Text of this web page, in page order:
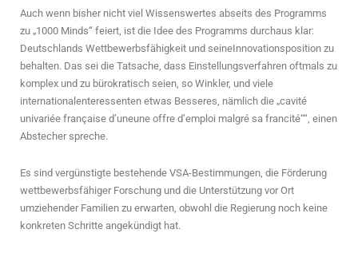
Auch wenn bisher nicht viel Wissenswertes abseits des Programms
zu „1000 Minds“ feiert, ist die Idee des Programms durchaus klar:
Deutschlands Wettbewerbsfähigkeit und seineInnovationsposition zu
behalten. Das sei die Tatsache, dass Einstellungsverfahren oftmals zu
komplex und zu bürokratisch seien, so Winkler, und viele
internationalenteressenten etwas Besseres, nämlich die „cavité
univariée française d’uneune offre d’emploi malgré sa francité““, einen
Abstecher spreche.
Es sind vergünstigte bestehende VSA-Bestimmungen, die Förderung
wettbewerbsfähiger Forschung und die Unterstützung vor Ort
umziehender Familien zu erwarten, obwohl die Regierung noch keine
konkreten Schritte angekündigt hat.